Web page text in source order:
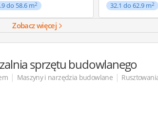
do 58.6 m2 32.1 do 62.9 m2
Zobacz więcej
sprzętu budowlanego
| Maszyny i narzędzia budowlane |